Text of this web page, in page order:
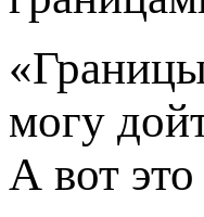
могу
А вот